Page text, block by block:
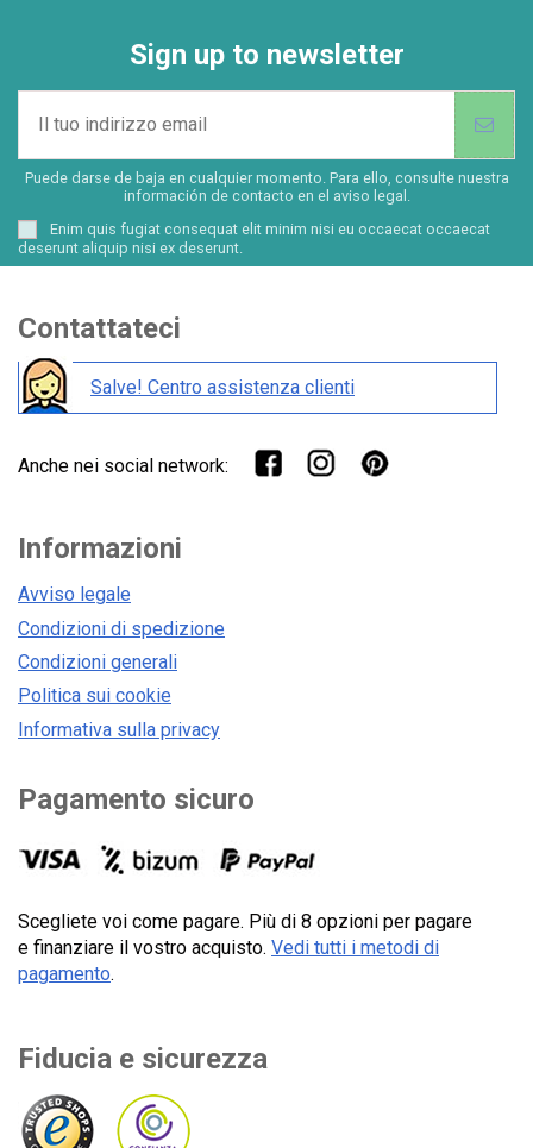
Sign up to newsletter
Puede darse de baja en cualquier momento. Para ello, consulte nuestra
información de contacto en el aviso legal.
Enim quis fugiat consequat elit minim nisi eu occaecat occaecat
deserunt aliquip nisi ex deserunt.
Contattateci
Salve! Centro assistenza clienti
Anche nei social network:
Informazioni
Avviso legale
Condizioni di spedizione
Condizioni generali
Politica sui cookie
Informativa sulla privacy
Pagamento sicuro
Scegliete voi come pagare. Più di 8 opzioni per pagare
e finanziare il vostro acquisto. Vedi tutti i metodi di
pagamento.
Fiducia e sicurezza